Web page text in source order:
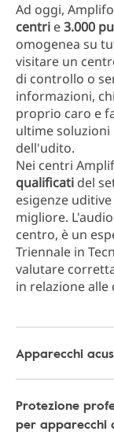
Ad oggi,
centri e3.000
omogenea su
visitare un
di controllo o
informazioni,
proprio caro e
ultime soluzioni
dell'udito.
Nei centri
qualificati del
esigenze
migliore.
centro, è un
Triennale in
valutare
in relazione alle
Apparecchi
Protezione
per apparecchi